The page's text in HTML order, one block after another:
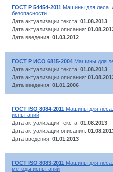
ГОСТ Р 54454-2011 Машины для леса.
безопасности
Дата актуализации текста: 01.08.2013
Дата актуализации описания:
Дата введения: 01.03.2012
ГОСТ Р ИСО 6815-2004 Машины для
Дата актуализации текста: 01.08.2013
Дата актуализации описания:
Дата введения: 01.01.2006
ГОСТ ISO 8084-2011 Машины для леса.
испытаний
Дата актуализации текста: 01.08.2013
Дата актуализации описания:
Дата введения: 01.01.2013
ГОСТ ISO 8083-2011 Машины для леса.
методы испытаний